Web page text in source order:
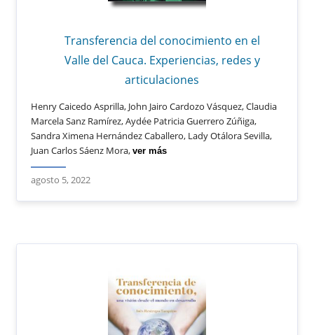
Transferencia del conocimiento en el
Valle del Cauca. Experiencias, redes y
articulaciones
Henry Caicedo Asprilla, John Jairo Cardozo Vásquez, Claudia
Marcela Sanz Ramírez, Aydée Patricia Guerrero Zúñiga,
Sandra Ximena Hernández Caballero, Lady Otálora Sevilla,
Juan Carlos Sáenz Mora,ver más
agosto 5, 2022